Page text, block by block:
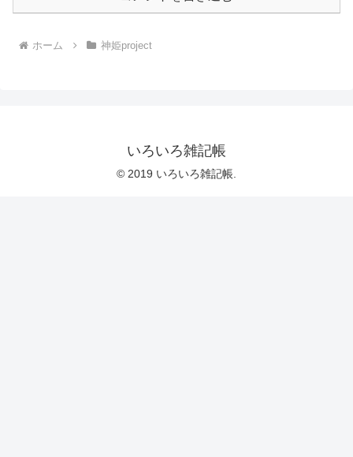
ホーム 神姫project
いろいろ雑記帳
© 2019 いろいろ雑記帳.